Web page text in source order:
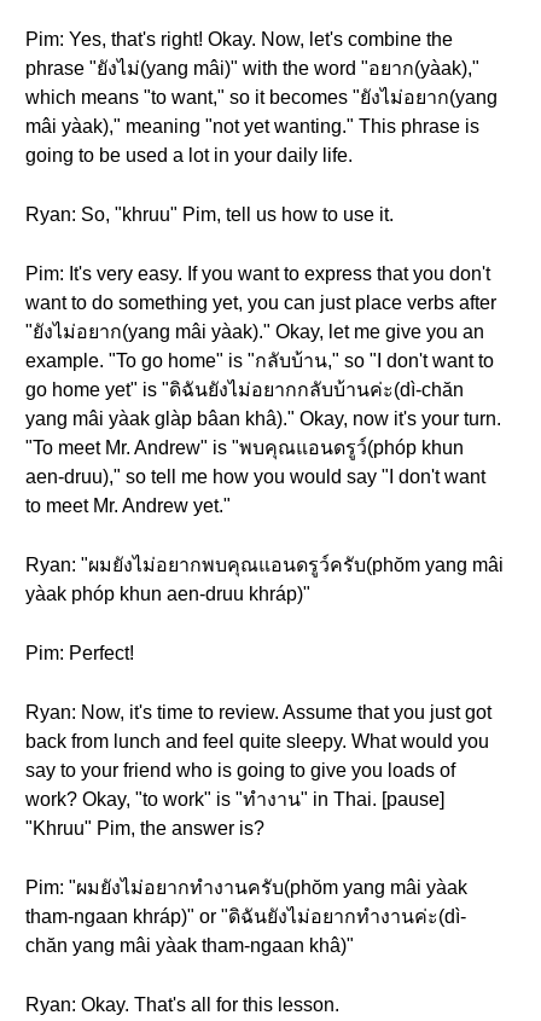
Pim: Yes, that's right! Okay. Now, let's combine the
phrase "ยังไม่(yang mâi)" with the word "อยาก(yàak),"
which means "to want," so it becomes "ยังไม่อยาก(yang
mâi yàak)," meaning "not yet wanting." This phrase is
going to be used a lot in your daily life.
Ryan: So, "khruu" Pim, tell us how to use it.
Pim: It's very easy. If you want to express that you don't
want to do something yet, you can just place verbs after
"ยังไม่อยาก(yang mâi yàak)." Okay, let me give you an
example. "To go home" is "กลับบ้าน," so "I don't want to
go home yet" is "ดิฉันยังไม่อยากกลับบ้านค่ะ(dì-chăn
yang mâi yàak glàp bâan khâ)." Okay, now it's your turn.
"To meet Mr. Andrew" is "พบคุณแอนดรูว์(phóp khun
aen-druu)," so tell me how you would say "I don't want
to meet Mr. Andrew yet."
Ryan: "ผมยังไม่อยากพบคุณแอนดรูว์ครับ(phŏm yang mâi
yàak phóp khun aen-druu khráp)"
Pim: Perfect!
Ryan: Now, it's time to review. Assume that you just got
back from lunch and feel quite sleepy. What would you
say to your friend who is going to give you loads of
work? Okay, "to work" is "ทำงาน" in Thai. [pause]
"Khruu" Pim, the answer is?
Pim: "ผมยังไม่อยากทำงานครับ(phŏm yang mâi yàak
tham-ngaan khráp)" or "ดิฉันยังไม่อยากทำงานค่ะ(dì-
chăn yang mâi yàak tham-ngaan khâ)"
Ryan: Okay. That's all for this lesson.